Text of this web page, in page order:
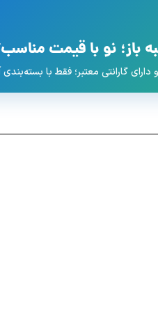
باز؛ نو با قیمت